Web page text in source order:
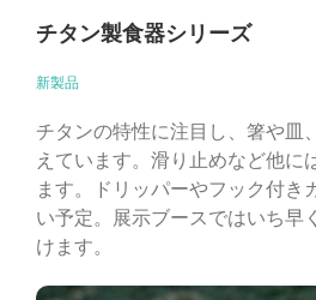
チタン製食器シリーズ
新製品
チタンの特性に注目し、箸や皿
えています。滑り止めなど他に
ます。ドリッパーやフック付き
い予定。展示ブースではいち早
けます。